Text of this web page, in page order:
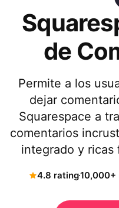
de
Permite a los
dejar
Squarespace a
comentarios
integrado y ricas
4.8 rating10,000+